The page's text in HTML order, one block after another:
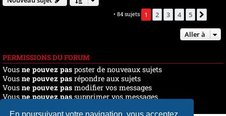
En poursuivant votre navigation, vous acceptez
• 84 sujets 1 2 3 4 5
Aller à
PERMISSIONS DU FORUM
Vous ne pouvez pas poster de nouveaux sujets
Vous ne pouvez pas répondre aux sujets
Vous ne pouvez pas modifier vos messages
Vousne pouvez passupprimer vos messages